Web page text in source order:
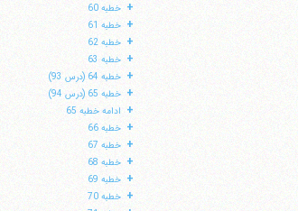
+ خطبه 60
+ خطبه 61
+ خطبه 62
+ خطبه 63
+ خطبه 64 (درس 93)
+ خطبه 65 (درس 94)
+ ادامه خطبه 65
+ خطبه 66
+ خطبه 67
+ خطبه 68
+ خطبه 69
+ خطبه 70